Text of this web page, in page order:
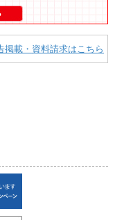
載・資料請求はこちら